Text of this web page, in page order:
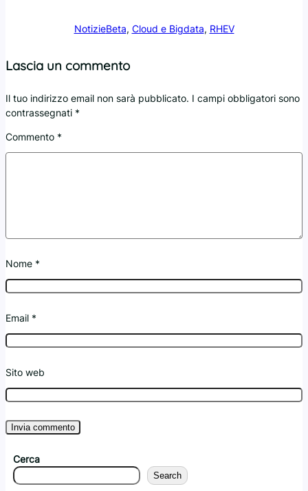
NotizieBeta, Cloud e Bigdata, RHEV
Lascia un commento
Il tuo indirizzo email non sarà pubblicato. I campi obbligatori sono
contrassegnati *
Commento *
Nome *
Email *
Sito web
Cerca
Search